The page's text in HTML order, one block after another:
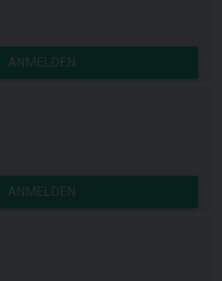
ANMELDEN
ANMELDEN